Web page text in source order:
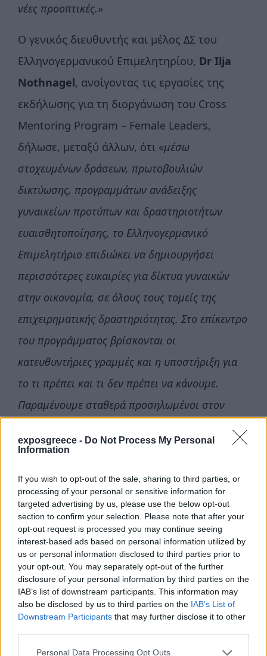
exposgreece - Do Not Process My Personal
Information
If you wish to opt-out of the sale, sharing to third parties, or
processing of your personal or sensitive information for
targeted advertising by us, please use the below opt-out
section to confirm your selection. Please note that after your
opt-out request is processed you may continue seeing
interest-based ads based on personal information utilized by
us or personal information disclosed to third parties prior to
your opt-out. You may separately opt-out of the further
disclosure of your personal information by third parties on the
IAB’s list of downstream participants. This information may
also be disclosed by us to third parties on the IAB’s List of
Downstream Participants that may further disclose it to other
Personal Data Processing Opt Outs
νέες προοπτικές.»
Ο γενικός διευθυντής και μέλος ΔΣ του
Ελληνογερμανικού Επιμελητηρίου, Dr Ilja
Nothnagel, ανοίγοντας τις εργασίες της
εκδήλωσης για τη διοργάνωση του Cross
Mentoring Program – Female Leaders,
δήλωσε, μεταξύ άλλων, ότι «μέσω
στοχευμένων δράσεων, πρωτοβουλιών
δικτύωσης, προγραμμάτων ανάδειξης
γυναικείων προτύπων και δραστηριοτήτων
ευαισθητοποίησης, το Ελληνογερμανικό
Επιμελητήριο επιδιώκει να δημιουργήσει
περισσότερες ευκαιρίες για δίκτυα γυναικών
στην οικονομία, σε όλους τους τομείς της
επιχειρηματικής δραστηριότητας. Στο επίκεντρο
του προγράμματος βρίσκονται οι
κατευθυντήριες γραμμές και η υποστήριξη για
το τι πρέπει και τι δεν πρέπει να κάνουμε.
Παραμένουμε σταθερά προσηλωμένοι στον
κανόνα ότι η πρόοδος της οικονομίας περνάει
μέσα από τη συμμετοχή και την αξιοποίηση του
Βρείτε εδώ την πλήρη ατζέντα με όλες
τις εκθέσεις που θα πραγματοποιηθούν
στην Ελλάδα!
Μοιραστείτε το άρθρο
Facebook Twitter Linkedin